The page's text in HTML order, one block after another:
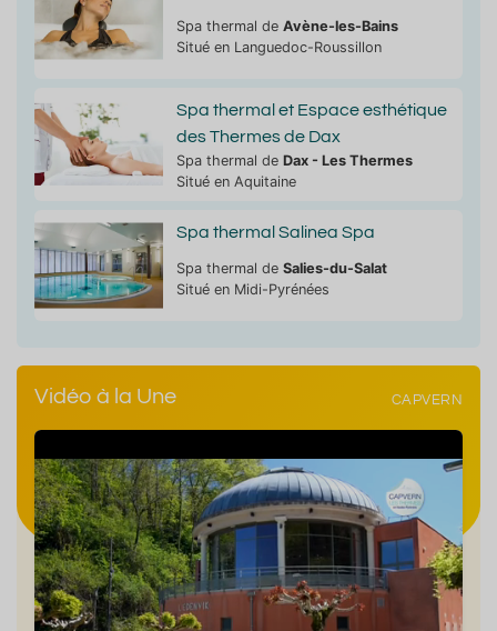
Spa thermal de Avène-les-Bains
Situé en Languedoc-Roussillon
Spa thermal et Espace esthétique
des Thermes de Dax
Spa thermal de Dax - Les Thermes
Situé en Aquitaine
Spa thermal Salinea Spa
Spa thermal de Salies-du-Salat
Situé en Midi-Pyrénées
Vidéo à la Une CAPVERN